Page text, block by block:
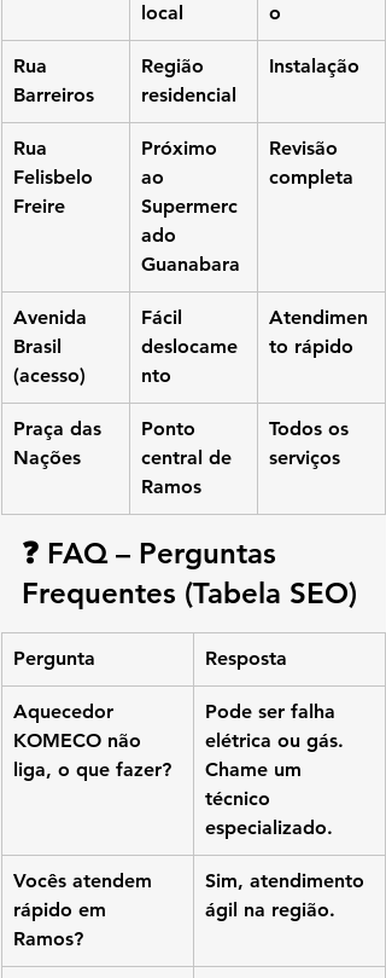
local o
Rua
Barreiros
Região
residencial
Instalação
Rua
Felisbelo
Freire
Próximo
ao
Supermerc
ado
Guanabara
Revisão
completa
Avenida
Brasil
(acesso)
Fácil
deslocame
nto
Atendimen
to rápido
Praça das
Nações
Ponto
central de
Ramos
Todos os
serviços
❓ FAQ – Perguntas
Frequentes (Tabela SEO)
Pergunta Resposta
Aquecedor
KOMECO não
liga, o que fazer?
Pode ser falha
elétrica ou gás.
Chame um
técnico
especializado.
Vocês atendem
rápido em
Ramos?
Sim, atendimento
ágil na região.